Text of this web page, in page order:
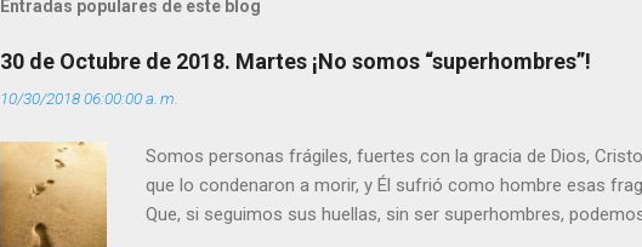
a
Entradas populares de este blog
30 de Octubre de 2018. Martes ¡No somos “superhombres”!
10/30/2018 06:00:00 a. m.
Somos personas frágiles, fuertes con la gracia de Dios,
que lo condenaron a morir, y Él sufrió como hombre esas
Que, si seguimos sus huellas, sin ser superhombres,